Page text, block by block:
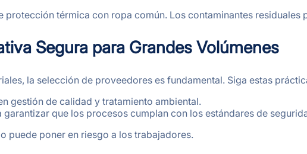
protección térmica con ropa común. Los contaminantes
Segura para Grandes Volúmenes
la selección de proveedores es fundamental. Siga estas
gestión de calidad y tratamiento ambiental.
garantizar que los procesos cumplan con los estándares de
puede poner en riesgo a los trabajadores.